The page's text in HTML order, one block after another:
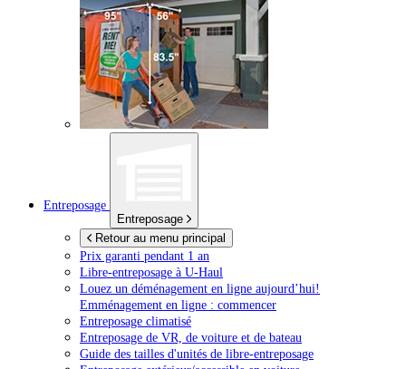
Entreposage
Entreposage
Retour au menu principal
Prix garanti pendant 1 an
Libre-entreposage à U-Haul
Louez un déménagement en ligne aujourd’hui!
Emménagement en ligne : commencer
Entreposage climatisé
Entreposage de VR, de voiture et de bateau
Guide des tailles d'unités de libre-entreposage